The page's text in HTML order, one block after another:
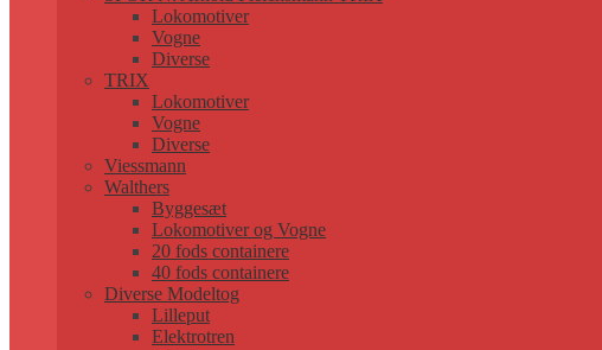
Lokomotiver
Vogne
Diverse
TRIX
Lokomotiver
Vogne
Diverse
Viessmann
Walthers
Byggesæt
Lokomotiver og Vogne
20 fods containere
40 fods containere
Diverse Modeltog
Lilleput
Elektrotren